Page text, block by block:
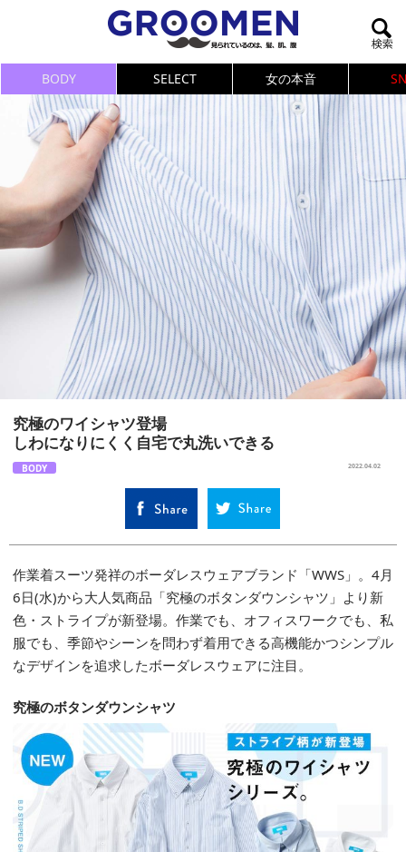
BODY SELECT 女の本音
究極のワイシャツ登場
しわになりにくく自宅で丸洗いできる
BODY 2022.04.02
作業着スーツ発祥のボーダレスウェアブランド「WWS」。4月
6日(水)から大人気商品「究極のボタンダウンシャツ」より新
色・ストライプが新登場。作業でも、オフィスワークでも、私
服でも、季節やシーンを問わず着用できる高機能かつシンプル
なデザインを追求したボーダレスウェアに注目。
究極のボタンダウンシャツ